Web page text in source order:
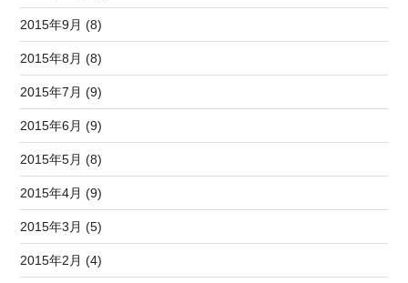
2015年9月 (8)
2015年8月 (8)
2015年7月 (9)
2015年6月 (9)
2015年5月 (8)
2015年4月 (9)
2015年3月 (5)
2015年2月 (4)